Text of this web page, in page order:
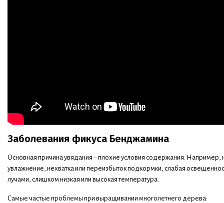
Заболевания фикуса Бенджамина
Основная причина увядания – плохие условия содержания. Например,
увлажнение, нехватка или переизбыток подкормки, слабая
лучами, слишком низкая или высокая температура.
Самые частые проблемы при выращивании многолетнего дерева: